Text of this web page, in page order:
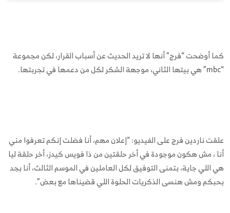
كما أوضحت “فرج” أنها لا تريد الحديث عن أسباب القرار، لكن مجموعة
“mbc” هي بيتها الثاني، موجهة الشكر لكل من دعمها في تجربتها.
علقت ناردين فرج على الفيديو: “إعلان مهم، أنا فضلت إنكم تعرفوا مني
أنا ، مش هكون موجودة في أخر حلقتين من ذا ‏فويس كيدز، أخر حلقة ليا
هي اللي جاية، بتمنى التوفيق لكل العاملين في الموسم الثالث، أنا بجد
بحبكم ومش هنسى الذكريات الحلوة ‏اللي قضيناها مع بعض”. ‏